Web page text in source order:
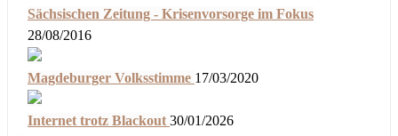
Sächsischen Zeitung - Krisenvorsorge im Fokus
28/08/2016
Magdeburger Volksstimme 17/03/2020
Internet trotz Blackout 30/01/2026